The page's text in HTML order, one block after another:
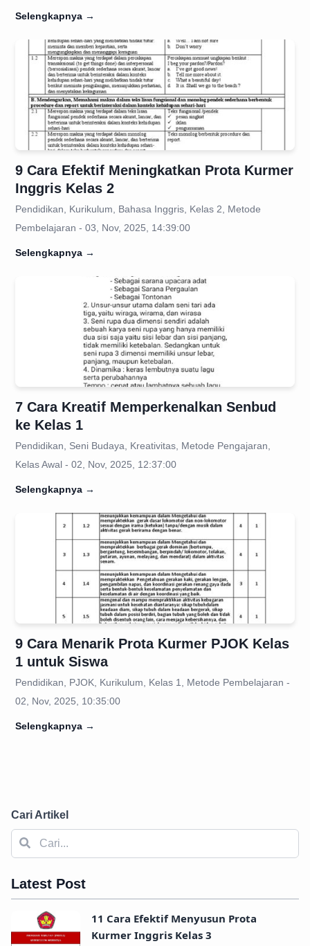
Selengkapnya →
9 Cara Efektif Meningkatkan Prota Kurmer
Inggris Kelas 2
Pendidikan, Kurikulum, Bahasa Inggris, Kelas 2, Metode
Pembelajaran - 03, Nov, 2025, 14:39:00
Selengkapnya →
7 Cara Kreatif Memperkenalkan Senbud
ke Kelas 1
Pendidikan, Seni Budaya, Kreativitas, Metode Pengajaran,
Kelas Awal - 02, Nov, 2025, 12:37:00
Selengkapnya →
9 Cara Menarik Prota Kurmer PJOK Kelas
1 untuk Siswa
Pendidikan, PJOK, Kurikulum, Kelas 1, Metode Pembelajaran -
02, Nov, 2025, 10:35:00
Selengkapnya →
Cari Artikel
Latest Post
11 Cara Efektif Menyusun Prota
Kurmer Inggris Kelas 3